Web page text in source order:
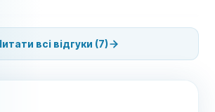
всі відгуки (7)